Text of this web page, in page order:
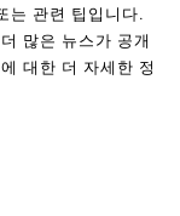
는 관련 팁입니다.
많은 뉴스가 공개
에 대한 더 자세한 정